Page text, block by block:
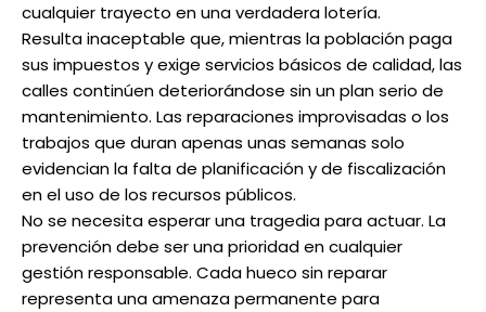
cualquier trayecto en una verdadera lotería.
Resulta inaceptable que, mientras la población paga
sus impuestos y exige servicios básicos de calidad, las
calles continúen deteriorándose sin un plan serio de
mantenimiento. Las reparaciones improvisadas o los
trabajos que duran apenas unas semanas solo
evidencian la falta de planificación y de fiscalización
en el uso de los recursos públicos.
No se necesita esperar una tragedia para actuar. La
prevención debe ser una prioridad en cualquier
gestión responsable. Cada hueco sin reparar
representa una amenaza permanente para